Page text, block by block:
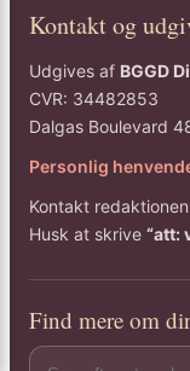
Kontakt og
Udgives af BGGD
CVR: 34482853
Dalgas Boulevard
Personlig
Kontakt
Husk at skrive “att:
Find mere om